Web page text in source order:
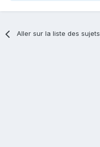
Aller sur la liste des sujets